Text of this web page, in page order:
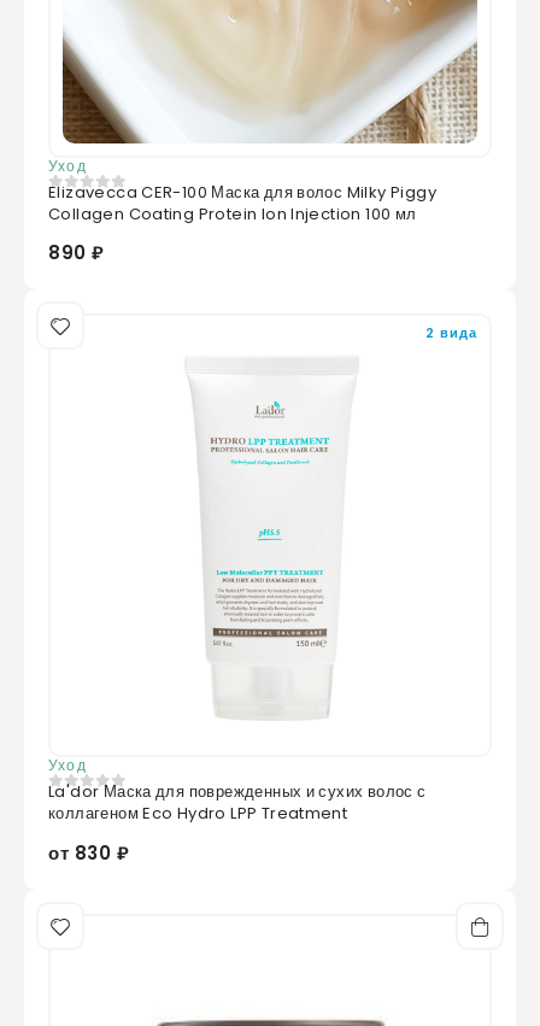
Уход
0из 5
Elizavecca CER-100 Маска для волос Milky Piggy
Collagen Coating Protein Ion Injection 100 мл
890 ₽
2 вида
Уход
0из 5
La'dor Маска для поврежденных и сухих волос с
коллагеном Eco Hydro LPP Treatment
от 830 ₽